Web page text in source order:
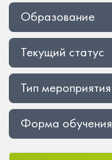
Образование
Текущий статус
Тип мероприятия
Форма обучения